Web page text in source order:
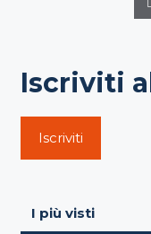
Iscriviti
Iscriviti
I più visti